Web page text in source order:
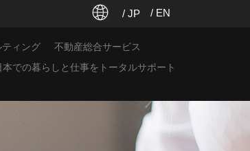
/ JP / EN
ィング 不動産総合サービス
本での暮らしと仕事をトータルサポート